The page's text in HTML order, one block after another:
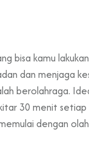
bisa kamu
dan menjaga
berolahraga.
30 menit setiap
dengan